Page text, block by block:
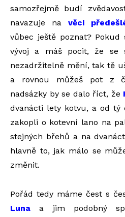
samozřejmě budí
navazuje na věci
vůbec ještě poznat?
vývoj a máš pocit, že se
nezadržitelně mění, tak tě
a rovnou můžeš pot z
nadsázky by se dalo říct, že
dvanácti lety kotvu, a od tý
zakopli o kotevní lano na
stejných břehů a na
hlavně to, jak málo se
změnit.
Pořád tedy máme čest s
Luna a jim podobný